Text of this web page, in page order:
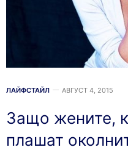
ЛАЙФСТАЙЛ АВГУСТ 4, 2015
Защо жените,
плашат